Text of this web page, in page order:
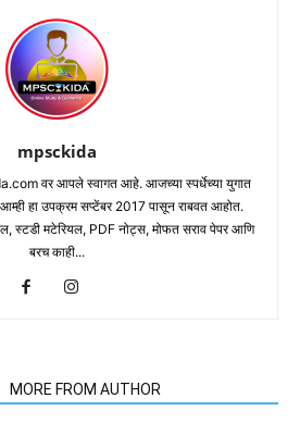
mpsckida
वर आपले स्वागत आहे. आजच्या स्पर्धेच्या युगात
हा उपक्रम सप्टेंबर 2017 पासून राबवत आहोत.
स्टडी मटेरियल, PDF नोट्स, मोफत सराव पेपर आणि
बरच काही...
MORE FROM AUTHOR